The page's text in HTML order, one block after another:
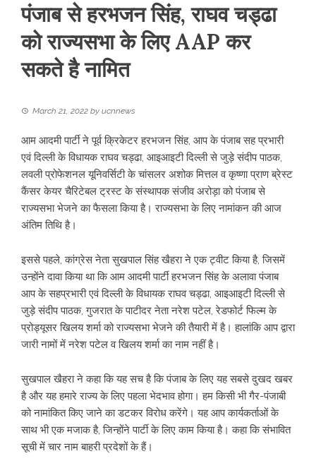
पंजाब से हरभजन सिंह, राघव चड्ढा
को राज्‍यसभा के लिए AAP कर
सकते है नामित
March 21, 2022 by ucnnews
आम आदमी पार्टी ने पूर्व क्रिकेटर हरभजन सिंह, आप के पंजाब सह प्रभारी
एवं दिल्ली के विधायक राघव चड्ढा, आइआइटी दिल्ली से जुड़े संदीप पाठक,
लवली प्रोफेशनल यूनिवर्सिटी के चांसलर अशोक मित्तल व कृष्णा प्राण ब्रेस्ट
कैंसर केयर चैरिटेबल ट्रस्ट के संस्थापक संजीव अरोड़ा को पंजाब से
राज्यसभा भेजने का फैसला किया है। राज्यसभा के लिए नामांकन की आज
अंतिम तिथि है।
इससे पहले, कांग्रेस नेता सुखपाल सिंह खैहरा ने एक ट्वीट किया है, जिसमें
उन्होंने दावा किया था कि आम आदमी पार्टी हरभजन सिंह के अलावा पंजाब
आप के सहप्रभारी एवं दिल्ली के विधायक राघव चड्ढा, आइआइटी दिल्ली से
जुड़े संदीप पाठक, गुजरात के पाटीदर नेता नरेश पटेल, रेडफोर्ट फिल्म के
प्रोड्यूसर खिलय शर्मा को राज्यसभा भेजने की तैयारी में है। हालांकि आप द्वारा
जारी नामों में नरेश पटेल व खिलय शर्मा का नाम नहीं है।
सुखपाल खैहरा ने कहा कि यह सच है कि पंजाब के लिए यह सबसे दुखद खबर
है और यह हमारे राज्य के लिए पहला भेदभाव होगा। हम किसी भी गैर-पंजाबी
को नामांकित किए जाने का डटकर विरोध करेंगे। यह आप कार्यकर्ताओं के
साथ भी एक मजाक है, जिन्होंने पार्टी के लिए काम किया है। कहा कि संभावित
सूची में चार नाम बाहरी प्रदेशों के हैं।